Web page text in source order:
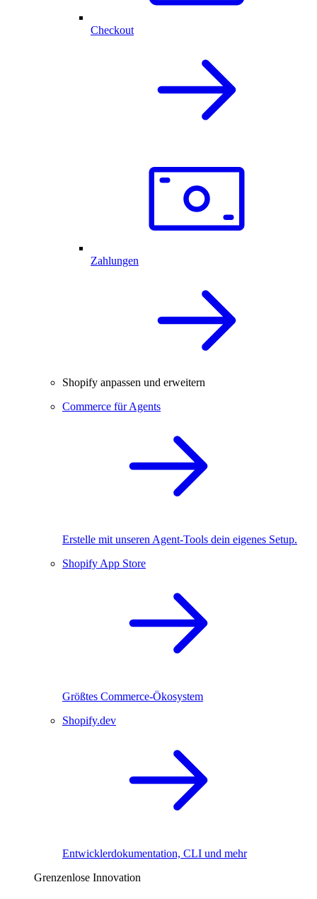
Checkout
Zahlungen
Shopify anpassen und erweitern
Commerce für Agents
Erstelle mit unseren Agent-Tools dein eigenes Setup.
Shopify App Store
Größtes Commerce-Ökosystem
Shopify.dev
Entwicklerdokumentation, CLI und mehr
Grenzenlose Innovation